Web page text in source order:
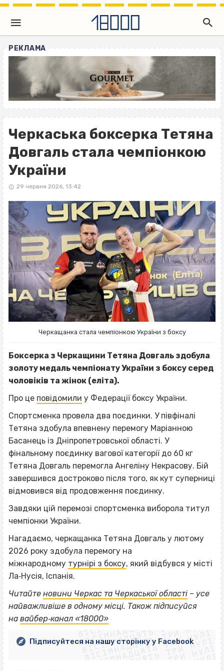
РЕКЛАМА
Черкаська боксерка Тетяна
Довгаль стала чемпіонкою
України
29 червня 2026, 13:42
Черкащанка стала чемпіонкою України з боксу
Боксерка з Черкащини Тетяна Довгаль здобула
золоту медаль чемпіонату України з боксу серед
чоловіків та жінок (еліта).
Про це повідомили у Федерації боксу України.
Спортсменка провела два поєдинки. У півфіналі
Тетяна здобула впевнену перемогу Маріанною
Басанець із Дніпропетровської області. У
фінальному поєдинку вагової категорії до 60 кг
Тетяна Довгаль перемогла Ангеліну Некрасову. Бій
завершився достроково після того, як кут суперниці
відмовився від продовження поєдинку.
Завдяки цій перемозі спортсменка виборола титул
чемпіонки України.
Нагадаємо, черкащанка Тетяна Довгаль у лютому
2026 року здобула перемогу на
міжнародному турнірі з боксу, який відбувся у місті
Ла‐Нусія, Іспанія.
Читайте новини Черкас та Черкаської області – усе
найважливіше в одному місці. Також підписуйся
на вайбер‐канал «18000»ВІСІМНАДЦЯТЬ ТРИ НУЛІ
ВІСІМНАДЦЯТЬ ТРИ НУЛІ
ВІСІМНАДЦЯТЬ ТРИ НУЛІ
ВІСІМНАДЦЯТЬ ТРИ НУЛІ
ВІСІМНАДЦЯТЬ ТРИ НУЛІ
ВІСІМНАДЦЯТЬ ТРИ НУЛІ
Підписуйтеся на нашу сторінку у Facebook